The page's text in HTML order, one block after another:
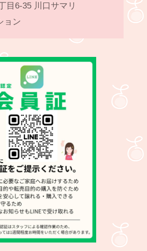
目6-35 川口サマリ
ョン